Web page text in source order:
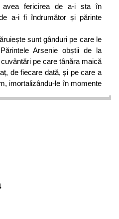
fericirea de a-i sta în
a-i fi îndrumător și părinte
sunt gânduri pe care le
Arsenie obștii de la
pe care tânăra maică
de fiecare dată, și pe care a
imortalizându-le în momente